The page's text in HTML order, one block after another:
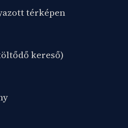
térképen
kereső)